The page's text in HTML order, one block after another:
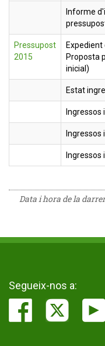
Informe
Pressupost
2015
Proposta
inicial)
Estat
Ingressos
Ingressos
Ingressos
Data i hora de la
Segueix-nos a: